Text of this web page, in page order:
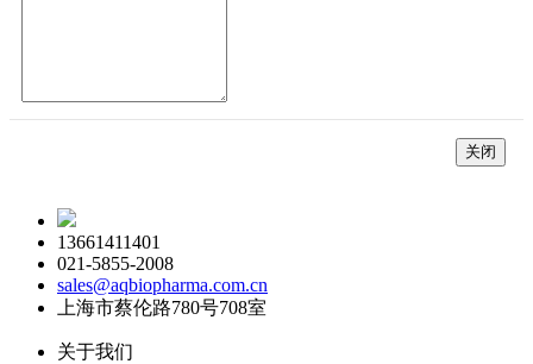
关闭
13661411401
021-5855-2008
sales@aqbiopharma.com.cn
上海市蔡伦路780号708室
关于我们